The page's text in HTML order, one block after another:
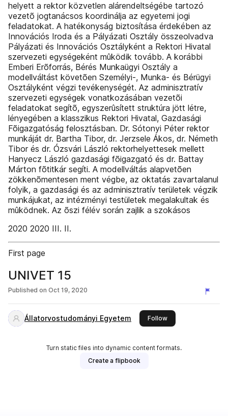
helyett a rektor közvetlen alárendeltségébe tartozó
vezetõ jogtanácsos koordinálja az egyetemi jogi
feladatokat. A hatékonyság biztosítása érdekében az
Innovációs Iroda és a Pályázati Osztály összeolvadva
Pályázati és Innovációs Osztályként a Rektori Hivatal
szervezeti egységeként mûködik tovább. A korábbi
Emberi Erõforrás, Bérés Munkaügyi Osztály a
modellváltást követõen Személyi-, Munka- és Bérügyi
Osztályként végzi tevékenységét. Az adminisztratív
szervezeti egységek vonatkozásában vezetõi
feladatokat segítõ, egyszerûsített struktúra jött létre,
lényegében a klasszikus Rektori Hivatal, Gazdasági
Fõigazgatóság felosztásban. Dr. Sótonyi Péter rektor
munkáját dr. Bartha Tibor, dr. Jerzsele Ákos, dr. Németh
Tibor és dr. Ózsvári László rektorhelyettesek mellett
Hanyecz László gazdasági fõigazgató és dr. Battay
Márton fõtitkár segíti. A modellváltás alapvetõen
zökkenõmentesen ment végbe, az oktatás zavartalanul
folyik, a gazdasági és az adminisztratív területek végzik
munkájukat, az intézményi testületek megalakultak és
mûködnek. Az õszi félév során zajlik a szokásos
2020 2020 III. II.
First page
UNIVET 15
Published on Oct 19, 2020
Állatorvostudományi Egyetem Followthis publisher
Turn static files into dynamic content formats.
Create a flipbook